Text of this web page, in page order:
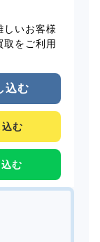
しいお客様
をご利用
込む
む
む